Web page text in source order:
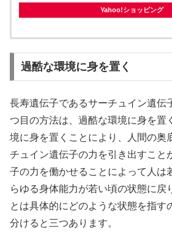
Yahoo!ショッピング
過酷な環境に身を置く
長寿遺伝子であるサーチュイン遺伝
つ目の方法は、過酷な環境に身を置
境に身を置くことにより、人間の奥
チュイン遺伝子の力を引き出すこと
子の力を働かせることによって人は
らゆる身体能力が若い頃の状態に戻
とは具体的にどのような状態を指す
分けると三つあります。